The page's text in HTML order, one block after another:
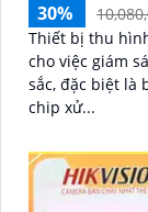
30%
Thiết bị thu
cho việc giám
sắc, đặc biệt là ban đêm. Với công
chip xử...